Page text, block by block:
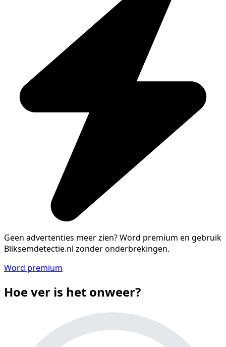
Geen advertenties meer zien?Word premium en gebruik
Bliksemdetectie.nl zonder onderbrekingen.
Word premium
Hoe ver is het onweer?